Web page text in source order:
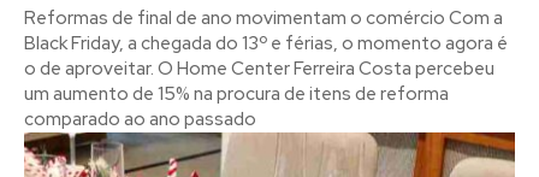
Reformas de final de ano movimentam o comércio Com a
Black Friday, a chegada do 13º e férias, o momento agora é
o de aproveitar. O Home Center Ferreira Costa percebeu
um aumento de 15% na procura de itens de reforma
comparado ao ano passado